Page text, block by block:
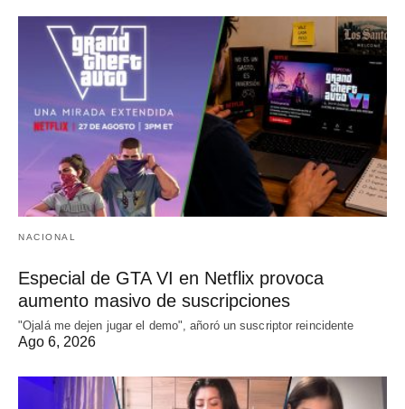
NACIONAL
Especial de GTA VI en Netflix provoca
aumento masivo de suscripciones
"Ojalá me dejen jugar el demo", añoró un suscriptor reincidente
Ago 6, 2026